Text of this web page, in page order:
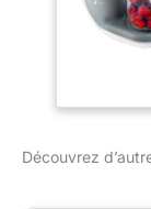
Découvrez